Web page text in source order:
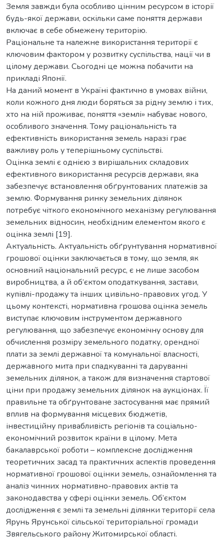
Земля завжди була особливо цінним ресурсом в історії
будь-якої держави, оскільки саме поняття держави
включає в себе обмежену територію.
Раціональне та належне використання території є
ключовим фактором у розвитку суспільства, нації чи в
цілому держави. Сьогодні це можна побачити на
прикладі Японії.
На даний момент в Україні фактично в умовах війни,
коли кожного дня люди боряться за рідну землю і тих,
хто на ній проживає, поняття «землі» набуває нового,
особливого значення. Тому раціональність та
ефективність використання земель наразі грає
важливу роль у теперішньому суспільстві.
Оцінка землі є однією з вирішальних складових
ефективного використання ресурсів держави, яка
забезпечує встановлення обґрунтованих платежів за
землю. Формування ринку земельних ділянок
потребує чіткого економічного механізму регулювання
земельних відносин, необхідним елементом якого є
оцінка землі [19].
Актуальність. Актуальність обґрунтування нормативної
грошової оцінки заключається в тому, що земля, як
основний національний ресурс, є не лише засобом
виробництва, а й об’єктом оподаткування, застави,
купівлі-продажу та інших цивільно-правових угод. У
цьому контексті, нормативна грошова оцінка земель
виступає ключовим інструментом державного
регулювання, що забезпечує економічну основу для
обчислення розміру земельного податку, орендної
плати за землі державної та комунальної власності,
державного мита при спадкуванні та даруванні
земельних ділянок, а також для визначення стартової
ціни при продажу земельних ділянок на аукціонах. Її
правильне та обґрунтоване застосування має прямий
вплив на формування місцевих бюджетів,
інвестиційну привабливість регіонів та соціально-
економічний розвиток країни в цілому. Мета
бакалаврської роботи – комплексне дослідження
теоретичних засад та практичних аспектів проведення
нормативної грошової оцінки земель, ознайомлення та
аналіз чинних нормативно-правових актів та
законодавства у сфері оцінки земель. Об’єктом
дослідження є землі та земельні ділянки території села
Ярунь Ярунської сільської територіальної громади
Звягельського району Житомирської області.